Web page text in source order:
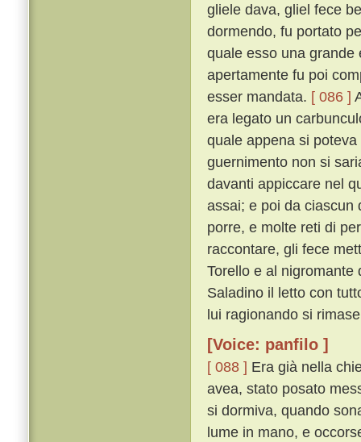
gliele dava, gliel fece
dormendo, fu portato
quale esso una
apertamente fu poi
esser mandata. [ 086 ]
era legato un
quale appena si
guernimento non si
davanti appiccare nel
assai; e poi da ciascun
porre, e molte reti di
raccontare, gli fece
Torello e al
Saladino il letto con
lui ragionando si
[Voice: panfilo ]
[ 088 ] Era già nella
avea, stato posato
si dormiva, quando
lume in mano, e